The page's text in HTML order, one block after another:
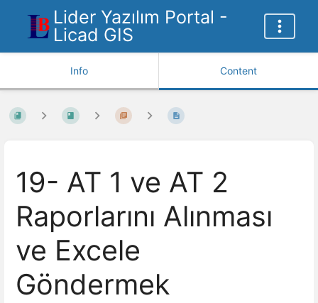
Lider Yazılım Portal -
Licad GIS
Info Content
19- AT 1 ve AT 2
Raporlarını Alınması
ve Excele
Göndermek